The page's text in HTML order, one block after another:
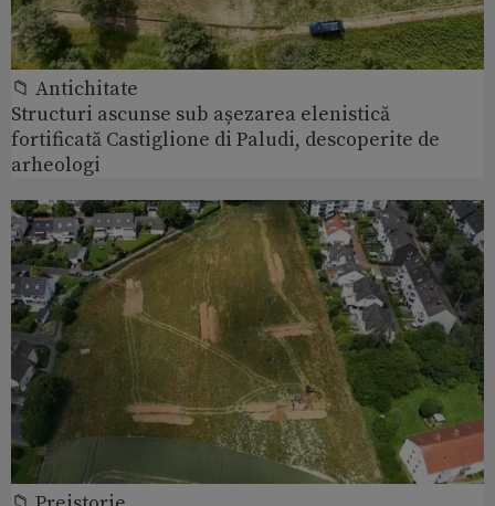
📁 Antichitate
Structuri ascunse sub așezarea elenistică
fortificată Castiglione di Paludi, descoperite de
arheologi